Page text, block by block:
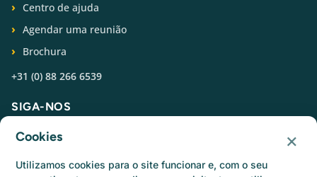
Centro de ajuda
Agendar uma reunião
Brochura
+31 (0) 88 266 6539
SIGA-NOS
Cookies ×
Utilizamos cookies para o site funcionar e, com o seu